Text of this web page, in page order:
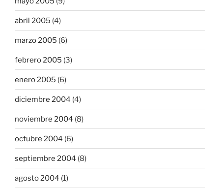
abril 2005 (4)
marzo 2005 (6)
febrero 2005 (3)
enero 2005 (6)
diciembre 2004 (4)
noviembre 2004 (8)
octubre 2004 (6)
septiembre 2004 (8)
agosto 2004 (1)